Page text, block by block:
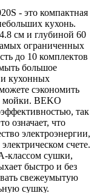
- это компактная
кухонь.
см и глубиной 60
ограниченных
до 10 комплектов
большое
и кухонных
сэкономить
мойки. BEKO
так
означает, что
электроэнергии,
счете.
классом сушки,
быстро и без
свежеумытую
сушку.